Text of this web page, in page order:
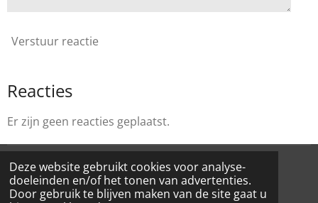
Deze website gebruikt cookies voor analyse-
doeleinden en/of het tonen van advertenties.
Door gebruik te blijven maken van de site gaat u
Verstuur reactie
Reacties
Er zijn geen reacties geplaatst.
© 2025 Accounting On The Road - ErkendFiscaal
Accountant - Erkenningsnummer: ITAA11.255.838